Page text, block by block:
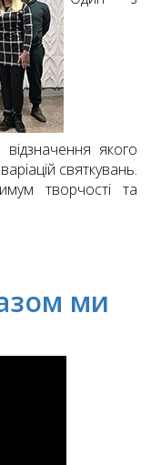
відзначення якого
святкувань.
творчості та
ми